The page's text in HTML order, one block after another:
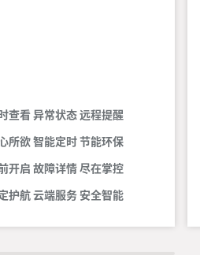
查看 异常状态 远程提醒
所欲 智能定时 节能环保
开启 故障详情 尽在掌控
护航 云端服务 安全智能